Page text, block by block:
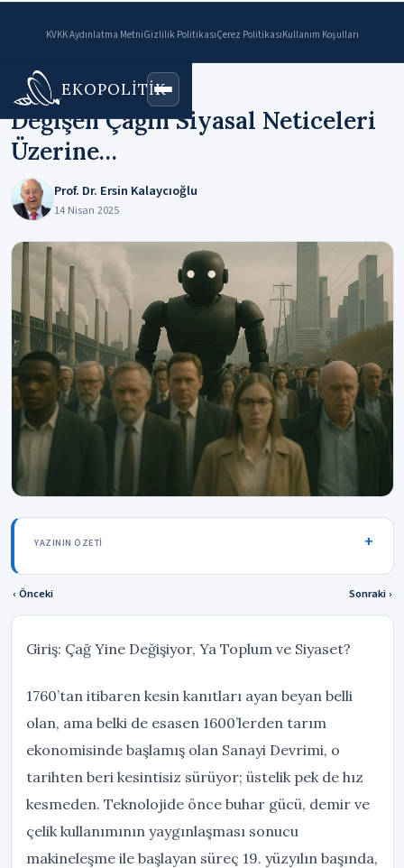
EKOPOLİTİK
Ana Sayfa Makaleler
Değişen Çağın Siyasal Neticeleri
Üzerine…
Prof. Dr. Ersin Kalaycıoğlu
14 Nisan 2025
YAZININ ÖZETI
‹ Önceki Sonraki ›
Giriş: Çağ Yine Değişiyor, Ya Toplum ve Siyaset?
1760’tan itibaren kesin kanıtları ayan beyan belli
olan, ama belki de esasen 1600’lerden tarım
ekonomisinde başlamış olan Sanayi Devrimi, o
tarihten beri kesintisiz sürüyor; üstelik pek de hız
kesmeden. Teknolojide önce buhar gücü, demir ve
çelik kullanımının yaygınlaşması sonucu
makineleşme ile başlayan süreç 19. yüzyılın başında,
KVKK Aydınlatma MetniGizlilik PolitikasıÇerez PolitikasıKullanım Koşulları